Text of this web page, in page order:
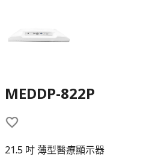
MEDDP-822P
21.5 吋 薄型醫療顯示器